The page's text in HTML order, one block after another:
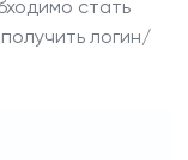
стать
логин/